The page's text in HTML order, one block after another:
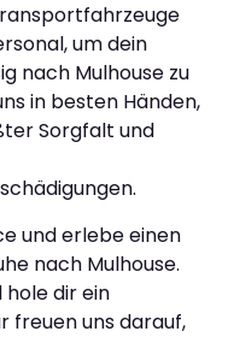
um dein
nach Mulhouse zu
in besten Händen,
Sorgfalt und
und erlebe einen
nach Mulhouse.
dir ein
freuen uns darauf,